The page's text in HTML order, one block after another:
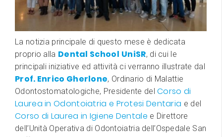
La notizia principale di questo mese è dedicata
proprio alla Dental School UniSR, di cui le
principali iniziative ed attività ci verranno illustrate dal
Prof. Enrico Gherlone, Ordinario di Malattie
Odontostomatologiche, Presidente delCorso di
Laurea in Odontoiatria e Protesi Dentaria e del
Corso di Laurea in Igiene Dentale e Direttore
dell’Unità Operativa di Odontoiatria dell’Ospedale San